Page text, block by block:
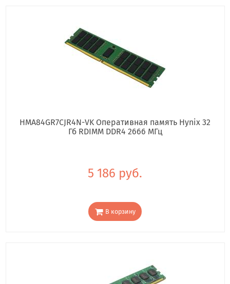
HMA84GR7CJR4N-VK Оперативная память Hynix 32
Гб RDIMM DDR4 2666 МГц
5 186 руб.
В корзину